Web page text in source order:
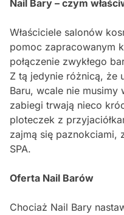
Nail Bary – czym
Właściciele salonów
pomoc zapracowanym
połączenie zwykłego
Z tą jedynie różnicą, że
Baru, wcale nie musimy
zabiegi trwają nieco
ploteczek z
zajmą się paznokciami,
SPA.
Oferta Nail Barów
Chociaż Nail Bary